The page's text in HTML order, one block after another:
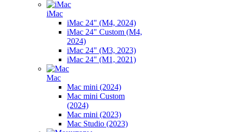
iMac
iMac 24" (M4, 2024)
iMac 24" Custom (M4,
2024)
iMac 24" (M3, 2023)
iMac 24" (M1, 2021)
Mac
Mac mini (2024)
Mac mini Custom
(2024)
Mac mini (2023)
Mac Studio (2023)